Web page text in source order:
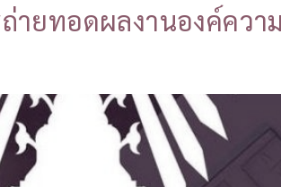
ายทอดผลงานองค์ควา